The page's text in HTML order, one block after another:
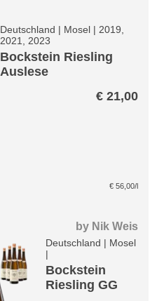
Deutschland | Mosel | 2019,
2021, 2023
Bockstein Riesling
Auslese
€ 21,00
€ 56,00/l
by Nik Weis
Deutschland | Mosel
|
Bockstein
Riesling GG